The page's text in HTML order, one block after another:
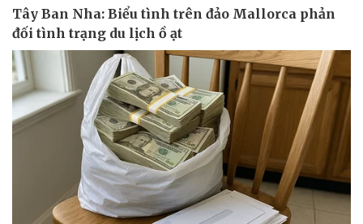
Bóng đá
Lịch thi đấu bóng đá
Thế giới thể thao
eSports
Hậu trường
Ô tô
Tư vấn